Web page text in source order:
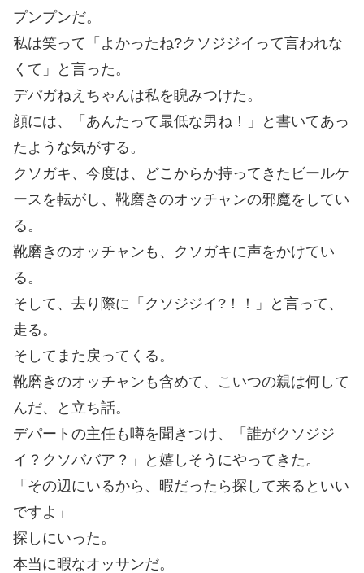
プンプンだ。
私は笑って「よかったね?クソジジイって言われな
くて」と言った。
デパガねえちゃんは私を睨みつけた。
顔には、「あんたって最低な男ね！」と書いてあっ
たような気がする。
クソガキ、今度は、どこからか持ってきたビールケ
ースを転がし、靴磨きのオッチャンの邪魔をしてい
る。
靴磨きのオッチャンも、クソガキに声をかけてい
る。
そして、去り際に「クソジジイ?！！」と言って、
走る。
そしてまた戻ってくる。
靴磨きのオッチャンも含めて、こいつの親は何して
んだ、と立ち話。
デパートの主任も噂を聞きつけ、「誰がクソジジ
イ？クソババア？」と嬉しそうにやってきた。
「その辺にいるから、暇だったら探して来るといい
ですよ」
探しにいった。
本当に暇なオッサンだ。